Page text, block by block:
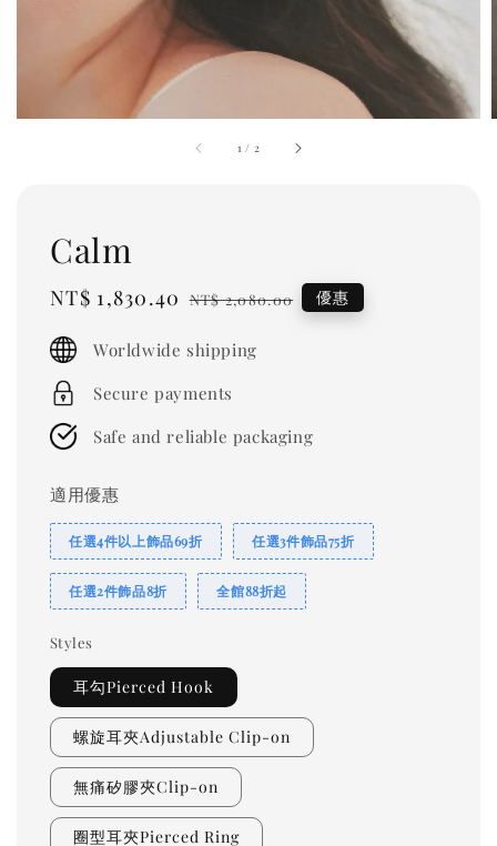
1 / 2
Calm
Sale
NT$ 1,830.40 Regular
NT$ 2,080.00 優惠
Worldwide shipping
Secure payments
Safe and reliable packaging
適用優惠
任選4件以上飾品69折 任選3件飾品75折
任選2件飾品8折 全館88折起
Styles
耳勾Pierced Hook
螺旋耳夾Adjustable Clip-on
無痛矽膠夾Clip-on
圈型耳夾Pierced Ring